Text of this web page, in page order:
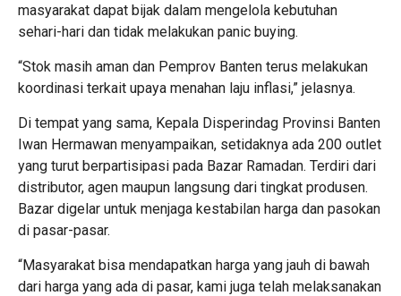
masyarakat dapat bijak dalam mengelola kebutuhan
sehari-hari dan tidak melakukan panic buying.
“Stok masih aman dan Pemprov Banten terus melakukan
koordinasi terkait upaya menahan laju inflasi,” jelasnya.
Di tempat yang sama, Kepala Disperindag Provinsi Banten
Iwan Hermawan menyampaikan, setidaknya ada 200 outlet
yang turut berpartisipasi pada Bazar Ramadan. Terdiri dari
distributor, agen maupun langsung dari tingkat produsen.
Bazar digelar untuk menjaga kestabilan harga dan pasokan
di pasar-pasar.
“Masyarakat bisa mendapatkan harga yang jauh di bawah
dari harga yang ada di pasar, kami juga telah melaksanakan